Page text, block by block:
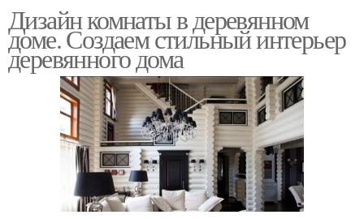
Дизайн комнаты в деревянном
доме. Создаем стильный интерьер
деревянного дома